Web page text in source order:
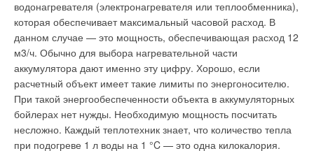
водонагревателя (электронагревателя или теплообменника),
которая обеспечивает максимальный часовой расход. В
данном случае — это мощность, обеспечивающая расход 12
м3/ч. Обычно для выбора нагревательной части
аккумулятора дают именно эту цифру. Хорошо, если
расчетный объект имеет такие лимиты по энергоносителю.
При такой энергообеспеченности объекта в аккумуляторных
бойлерах нет нужды. Необходимую мощность посчитать
несложно. Каждый теплотехник знает, что количество тепла
при подогреве 1 л воды на 1 °C — это одна килокалория.
конденсационных отопительных котлов, отличительными
особенностями которых являются высокая эффективность и
экологичность. Специальная конструкция камеры сгорания
позволяет достигать КПД, близкий к 110 %, что обеспечивает
экономию газа до 35 % в год по сравнению с традиционными
котлами.
Благодаря полному предварительному смешению воздуха и
газа и соответствующей горелке, содержание вредных
→ Обзор систем защиты от протечек 2026
ЖУРНАЛ СОК ИЮНЬ 2026
→
Совершенствование отопительно-вентиляционных
систем коррекцией процессов регулирования
ЖУРНАЛ СОК ИЮНЬ 2026
→
Как определить качество хомутов — несколько простых
способов
ЖУРНАЛ СОК ИЮНЬ 2026
→
Система Качества РЕХАУ: как цифровые технологии
помогают защитить рынок от подделок
ЖУРНАЛ СОК ИЮНЬ 2026
→
Термоокислительная деструкция — основной фактор
сокращения срока службы полипропиленовых труб